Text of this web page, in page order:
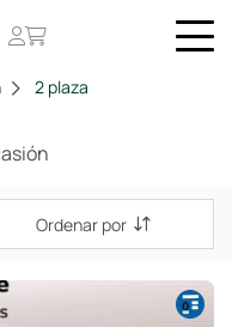
2 plaza
Ordenar por